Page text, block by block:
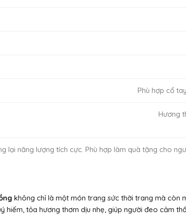
Phù hợp cổ
Hương
lại năng lượng tích cực. Phù hợp làm quà tặng cho
không chỉ là một món trang sức thời trang mà còn
hiếm, tỏa hương thơm dịu nhẹ, giúp người đeo cảm